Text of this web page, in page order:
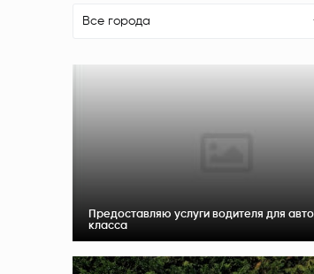
Все города
Предоставляю услуги водителя для
класса